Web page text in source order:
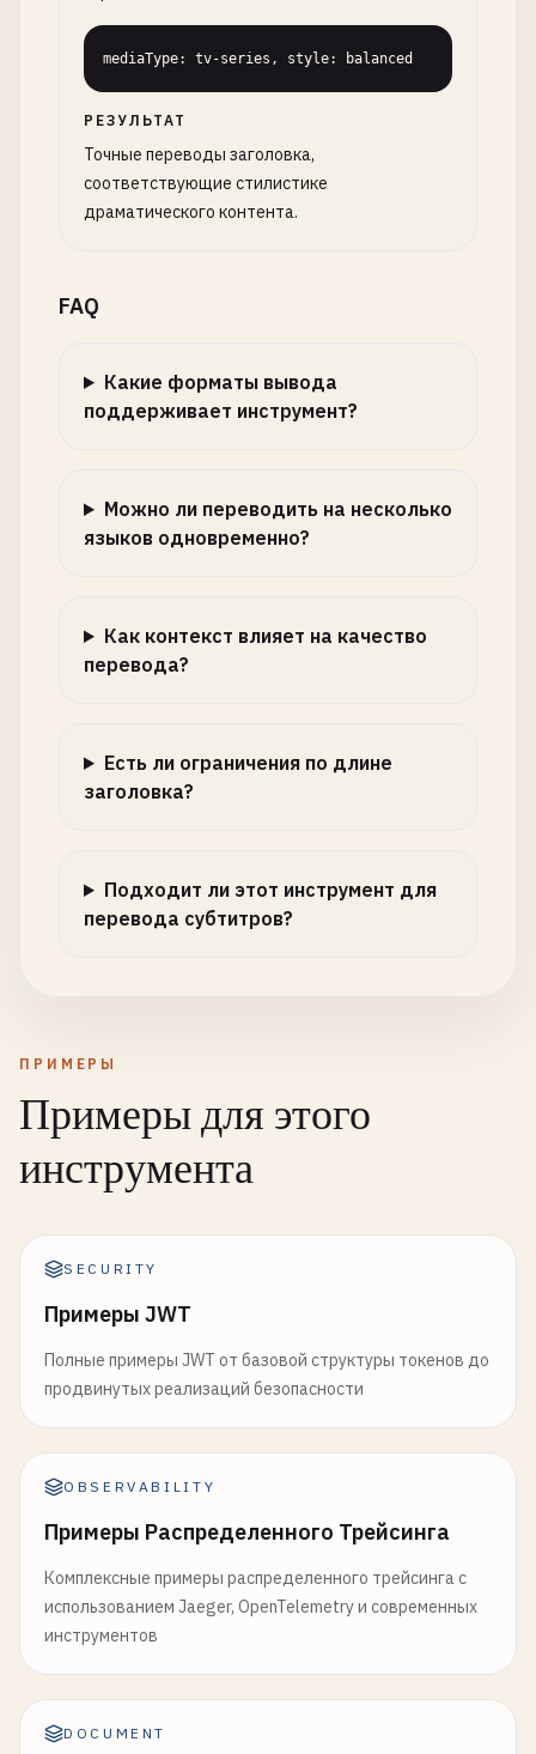
mediaType: tv-series, style: balanced
РЕЗУЛЬТАТ
Точные переводы заголовка,
соответствующие стилистике
драматического контента.
FAQ
Какие форматы вывода
поддерживает инструмент?
Можно ли переводить на несколько
языков одновременно?
Как контекст влияет на качество
перевода?
Есть ли ограничения по длине
заголовка?
Подходит ли этот инструмент для
перевода субтитров?
ПРИМЕРЫ
Примеры для этого
инструмента
SECURITY
Примеры JWT
Полные примеры JWT от базовой структуры токенов до
продвинутых реализаций безопасности
OBSERVABILITY
Примеры Распределенного Трейсинга
Комплексные примеры распределенного трейсинга с
использованием Jaeger, OpenTelemetry и современных
инструментов
DOCUMENT